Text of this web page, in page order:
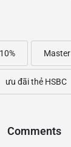
ưu đãi thẻ HSBC
Comments